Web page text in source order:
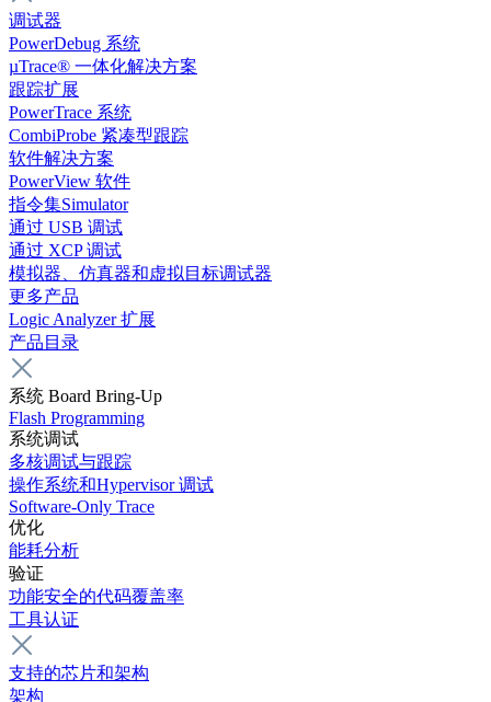
调试器
PowerDebug 系统
µTrace® 一体化解决方案
跟踪扩展
PowerTrace 系统
CombiProbe 紧凑型跟踪
软件解决方案
PowerView 软件
指令集Simulator
通过 USB 调试
通过 XCP 调试
模拟器、仿真器和虚拟目标调试器
更多产品
Logic Analyzer 扩展
产品目录
系统 Board Bring-Up
Flash Programming
系统调试
多核调试与跟踪
操作系统和Hypervisor 调试
Software-Only Trace
优化
能耗分析
验证
功能安全的代码覆盖率
工具认证
支持的芯片和架构
架构